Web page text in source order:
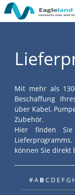
Mit mehr als
Beschaffung
über Kabel,
Zubehör.
Hier finden
können Sie direkt
#A B C D E FG